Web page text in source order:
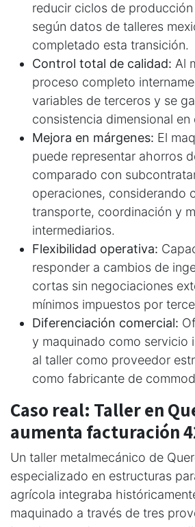
reducir ciclos de
según datos de talleres
completado esta transición.
Control total de calidad: Al
proceso completo
variables de terceros y se
consistencia dimensional en
Mejora en márgenes: El
puede representar ahorros
comparado con
operaciones, considerando
transporte, coordinación y
intermediarios.
Flexibilidad operativa:
responder a cambios de
cortas sin negociaciones
mínimos impuestos por
Diferenciación comercial:
y maquinado como servicio
al taller como proveedor
como fabricante de
Caso real: Taller en
aumenta facturación
Un taller metalmecánico de
especializado en estructuras
agrícola integraba
maquinado a través de tres